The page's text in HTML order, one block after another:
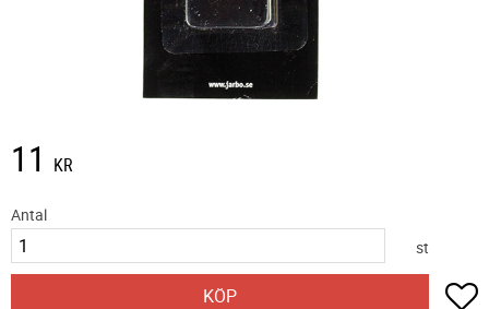
11 KR
Antal
st
KÖP